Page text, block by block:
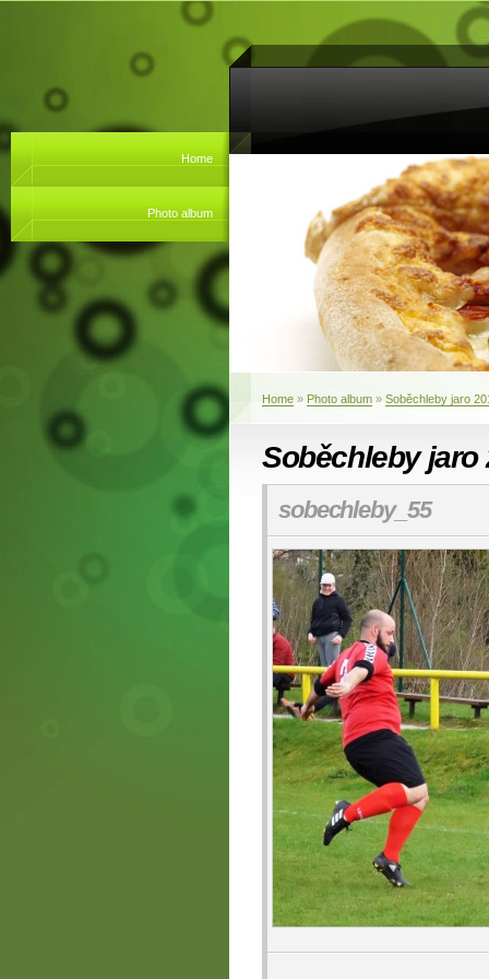
Home
Photo album
Home » Photo album » Soběchleby jaro
Soběchleby jaro
sobechleby_55